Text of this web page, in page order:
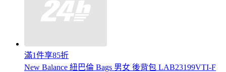
滿1件享85折
New Balance 紐巴倫 Bags 男女 後背包 LAB23199VTI-F